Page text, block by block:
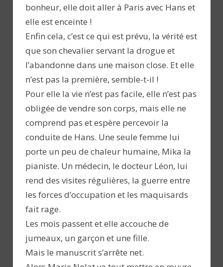
bonheur, elle doit aller à Paris avec Hans et
elle est enceinte !
Enfin cela, c’est ce qui est prévu, la vérité est
que son chevalier servant la drogue et
l’abandonne dans une maison close. Et elle
n’est pas la première, semble-t-il !
Pour elle la vie n’est pas facile, elle n’est pas
obligée de vendre son corps, mais elle ne
comprend pas et espère percevoir la
conduite de Hans. Une seule femme lui
porte un peu de chaleur humaine, Mika la
pianiste. Un médecin, le docteur Léon, lui
rend des visites régulières, la guerre entre
les forces d’occupation et les maquisards
fait rage.
Les mois passent et elle accouche de
jumeaux, un garçon et une fille.
Mais le manuscrit s’arrête net.